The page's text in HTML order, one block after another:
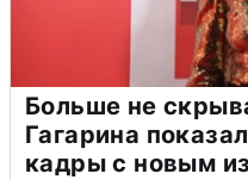
Больше не
Гагарина
кадры с новым